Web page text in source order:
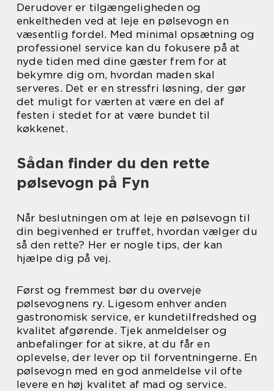
Derudover er tilgængeligheden og
enkeltheden ved at leje en pølsevogn en
væsentlig fordel. Med minimal opsætning og
professionel service kan du fokusere på at
nyde tiden med dine gæster frem for at
bekymre dig om, hvordan maden skal
serveres. Det er en stressfri løsning, der gør
det muligt for værten at være en del af
festen i stedet for at være bundet til
køkkenet.
Sådan finder du den rette
pølsevogn på Fyn
Når beslutningen om at leje en pølsevogn til
din begivenhed er truffet, hvordan vælger du
så den rette? Her er nogle tips, der kan
hjælpe dig på vej.
Først og fremmest bør du overveje
pølsevognens ry. Ligesom enhver anden
gastronomisk service, er kundetilfredshed og
kvalitet afgørende. Tjek anmeldelser og
anbefalinger for at sikre, at du får en
oplevelse, der lever op til forventningerne. En
pølsevogn med en god anmeldelse vil ofte
levere en høj kvalitet af mad og service.